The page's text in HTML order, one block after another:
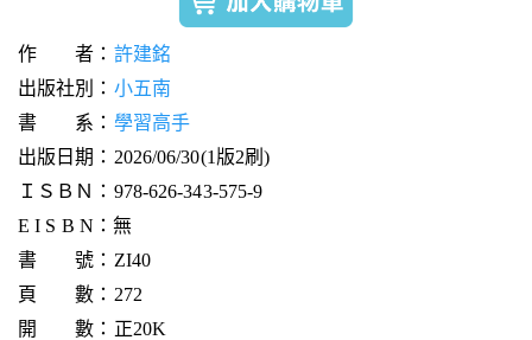
作 者： 許建銘
出版社別： 小五南
書 系： 學習高手
出版日期：2026/06/30(1版2刷)
ＩＳＢＮ：978-626-343-575-9
E I S B N：無
書 號：ZI40
頁 數：272
開 數：正20K